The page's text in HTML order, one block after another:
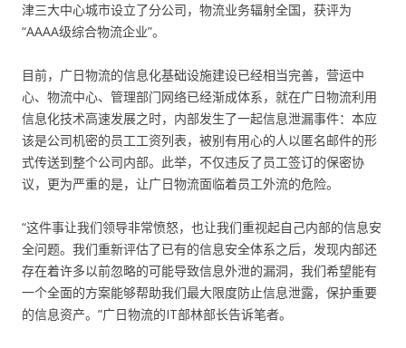
津三大中心城市设立了分公司，物流业务辐射全国，获评为
“AAAA级综合物流企业”。
目前，广日物流的信息化基础设施建设已经相当完善，营运中
心、物流中心、管理部门网络已经渐成体系，就在广日物流利用
信息化技术高速发展之时，内部发生了一起信息泄漏事件：本应
该是公司机密的员工工资列表，被别有用心的人以匿名邮件的形
式传送到整个公司内部。此举，不仅违反了员工签订的保密协
议，更为严重的是，让广日物流面临着员工外流的危险。
“这件事让我们领导非常愤怒，也让我们重视起自己内部的信息安
全问题。我们重新评估了已有的信息安全体系之后，发现内部还
存在着许多以前忽略的可能导致信息外泄的漏洞，我们希望能有
一个全面的方案能够帮助我们最大限度防止信息泄露，保护重要
的信息资产。”广日物流的IT部林部长告诉笔者。